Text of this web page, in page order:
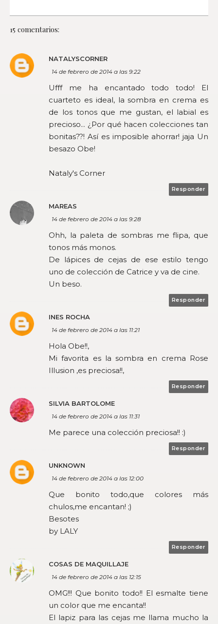
15 comentarios:
NATALYSCORNER
14 de febrero de 2014 a las 9:22
Ufff me ha encantado todo todo! El
cuarteto es ideal, la sombra en crema es
de los tonos que me gustan, el labial es
precioso... ¿Por qué hacen colecciones tan
bonitas??! Así es imposible ahorrar! jaja Un
besazo Obe!
Nataly's Corner
Responder
MAREAS
14 de febrero de 2014 a las 9:28
Ohh, la paleta de sombras me flipa, que
tonos más monos.
De lápices de cejas de ese estilo tengo
uno de colección de Catrice y va de cine.
Un beso.
Responder
INES ROCHA
14 de febrero de 2014 a las 11:21
Hola Obe!!,
Mi favorita es la sombra en crema Rose
Illusion ,es preciosa!!,
Responder
SILVIA BARTOLOME
14 de febrero de 2014 a las 11:31
Me parece una colección preciosa!! :)
Responder
UNKNOWN
14 de febrero de 2014 a las 12:00
Que bonito todo,que colores más
chulos,me encantan! ;)
Besotes
by LALY
Responder
COSAS DE MAQUILLAJE
14 de febrero de 2014 a las 12:15
OMG!!! Que bonito todo!! El esmalte tiene
un color que me encanta!!
El lapiz para las cejas me llama mucho la